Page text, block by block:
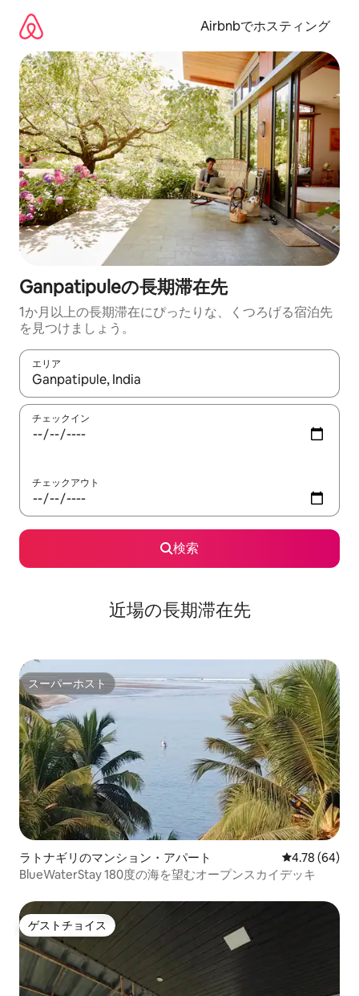
Airbnbでホスティング
Ganpatipuleの長期滞在先
1か月以上の長期滞在にぴったりな、くつろげる宿泊先
を見つけましょう。
エリア
検索結果が表示されたら、上下の矢印キーを使って移動するか
チェックイン
チェックアウト
検索
近場の長期滞在先
スーパーホスト
スーパーホスト
ラトナギリのマンション・アパート レビュー64
4.78 (64)
BlueWaterStay 180度の海を望むオープンスカイデッキ
ゲストチョイス
ゲストチョイス